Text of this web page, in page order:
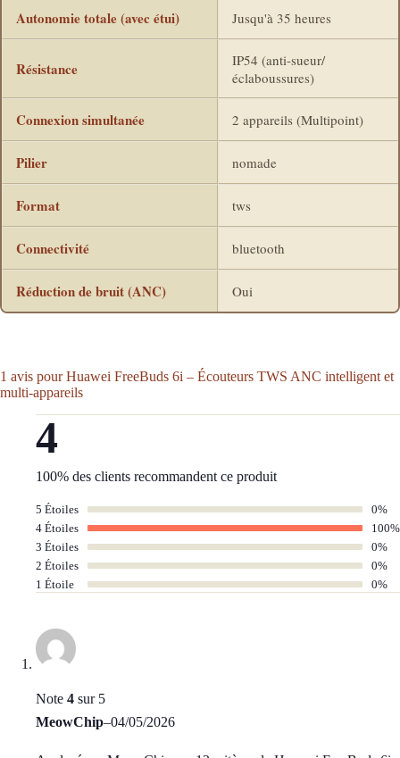
Autonomie totale (avec étui) Jusqu'à 35 heures
Résistance
IP54 (anti-sueur/
éclaboussures)
Connexion simultanée 2 appareils (Multipoint)
Pilier nomade
Format tws
Connectivité bluetooth
Réduction de bruit (ANC) Oui
1 avis pourHuawei FreeBuds 6i – Écouteurs TWS ANC intelligent et
multi-appareils
4
100% des clients recommandent ce produit
5 Étoiles
0%
4 Étoiles
100%
3 Étoiles
0%
2 Étoiles
0%
1 Étoile
0%
Note 4 sur 5
MeowChip–04/05/2026